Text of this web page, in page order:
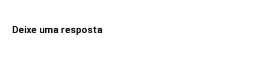
Deixe uma resposta